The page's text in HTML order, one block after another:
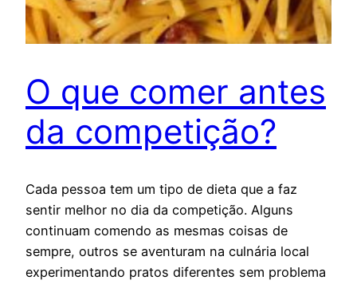
O que comer antes
da competição?
Cada pessoa tem um tipo de dieta que a faz
sentir melhor no dia da competição. Alguns
continuam comendo as mesmas coisas de
sempre, outros se aventuram na culnária local
experimentando pratos diferentes sem problema